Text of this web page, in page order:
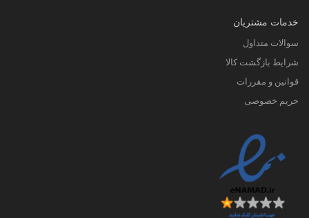
خدمات مشتریان
سوالات متداول
شرایط بازگشت کالا
قوانین و مقررات
حریم خصوصی